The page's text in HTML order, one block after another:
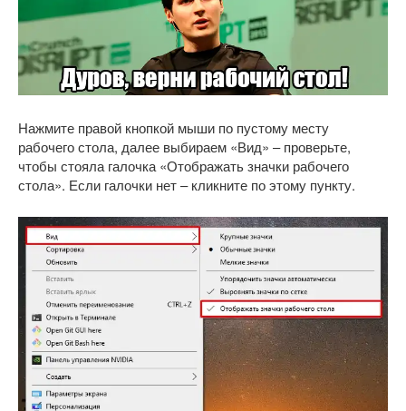
Нажмите правой кнопкой мыши по пустому месту
рабочего стола, далее выбираем «Вид» – проверьте,
чтобы стояла галочка «Отображать значки рабочего
стола». Если галочки нет – кликните по этому пункту.